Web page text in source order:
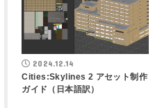
2024.12.14
Cities:Skylines 2 アセット制作
ガイド（日本語訳）